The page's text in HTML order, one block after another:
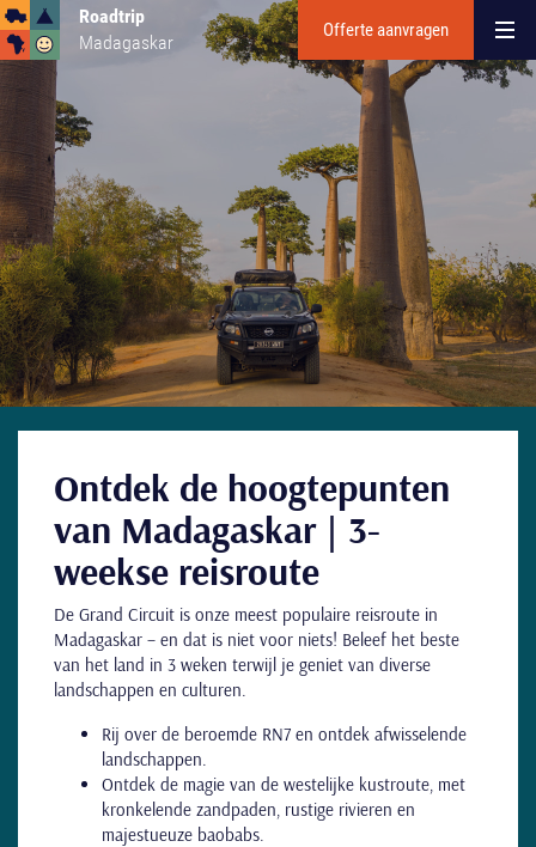
Roadtrip
Madagaskar
Offerte aanvragen
Ontdek de hoogtepunten
van Madagaskar | 3-
weekse reisroute
De Grand Circuit is onze meest populaire reisroute in
Madagaskar – en dat is niet voor niets! Beleef het beste
van het land in 3 weken terwijl je geniet van diverse
landschappen en culturen.
Rij over de beroemde RN7 en ontdek afwisselende
landschappen.
Ontdek de magie van de westelijke kustroute, met
kronkelende zandpaden, rustige rivieren en
majestueuze baobabs.